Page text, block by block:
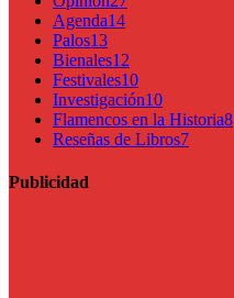
Agenda14
Palos13
Bienales12
Festivales10
Investigación10
Flamencos en la Historia8
Reseñas de Libros7
Publicidad